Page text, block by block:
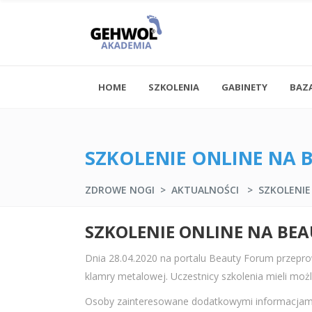
HOME SZKOLENIA GABINETY
SZKOLENIE ONLINE NA
ZDROWE NOGI > AKTUALNOŚCI >
SZKOLENIE ONLINE NA
Dnia 28.04.2020 na portalu Beauty Forum
klamry metalowej. Uczestnicy szkolenia mieli
Osoby zainteresowane dodatkowymi